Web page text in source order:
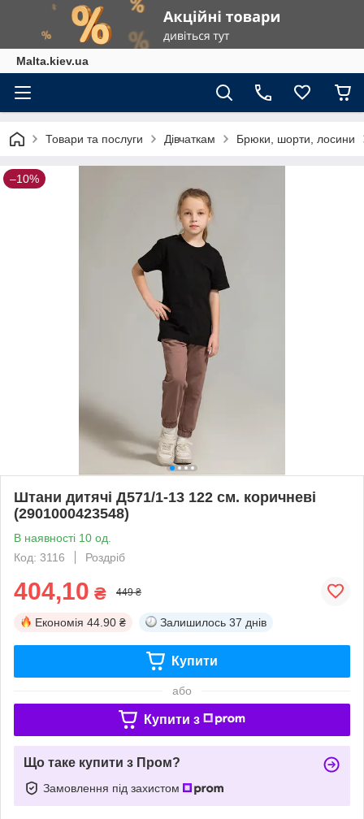
Malta.kiev.ua
Товари та послуги Дівчаткам Брюки, шорти, лосини
–10%
Штани дитячі Д571/1-13 122 см. коричневі
(2901000423548)
В наявності 10 од.
Код: 3116
Роздріб
404,10 ₴ 449 ₴
Економія 44.90 ₴ Залишилось 37 днів
Купити
або
Купити з
Що таке купити з Пром?
Замовлення під захистом